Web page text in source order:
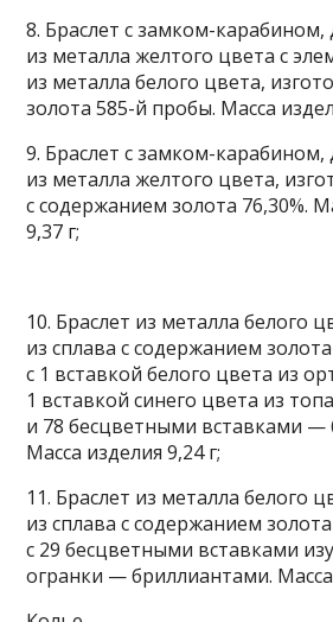
8. Браслет с замком-
из металла желтого цвета с
из металла белого цвета,
золота 585-й пробы. Масса
9. Браслет с замком-
из металла желтого цвета,
с содержанием золота 76,30%.
9,37 г;
10. Браслет из металла белого
из сплава с содержанием золота
с 1 вставкой белого цвета из
1 вставкой синего цвета из
и 78 бесцветными вставками —
Масса изделия 9,24 г;
11. Браслет из металла белого
из сплава с содержанием золота
с 29 бесцветными вставками
огранки — бриллиантами. Масса